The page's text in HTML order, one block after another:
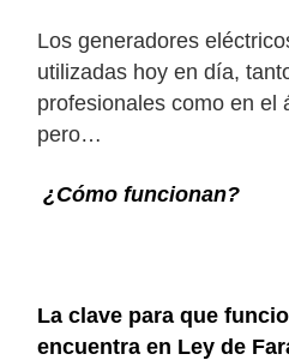
Los generadores
utilizadas hoy en día,
profesionales como en el
pero…
¿Cómo funcionan?
La clave para que
encuentra en Ley de